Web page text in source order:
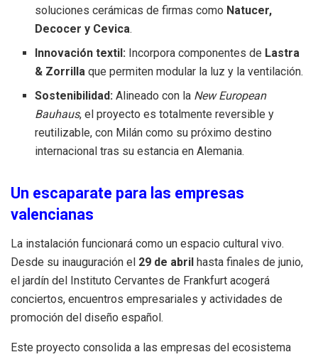
soluciones cerámicas de firmas como Natucer,
Decocer y Cevica.
Innovación textil: Incorpora componentes de Lastra
& Zorrilla que permiten modular la luz y la ventilación.
Sostenibilidad: Alineado con la New European
Bauhaus, el proyecto es totalmente reversible y
reutilizable, con Milán como su próximo destino
internacional tras su estancia en Alemania.
Un escaparate para las empresas
valencianas
La instalación funcionará como un espacio cultural vivo.
Desde su inauguración el 29 de abril hasta finales de junio,
el jardín del Instituto Cervantes de Frankfurt acogerá
conciertos, encuentros empresariales y actividades de
promoción del diseño español.
Este proyecto consolida a las empresas del ecosistema